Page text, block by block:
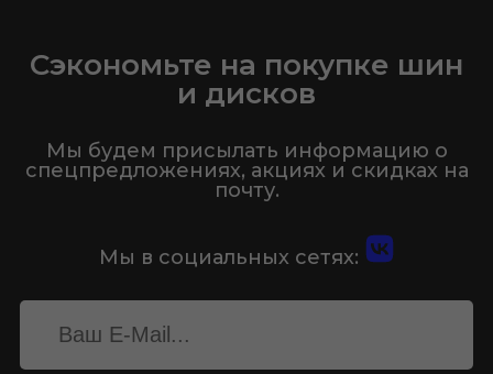
Сэкономьте на покупке шин
и дисков
Мы будем присылать информацию о
спецпредложениях, акциях и скидках на
почту.
Мы в социальных сетях: